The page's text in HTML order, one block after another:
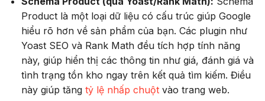
Product là một loại dữ liệu có cấu trúc giúp Google
hiểu rõ hơn về sản phẩm của bạn. Các plugin như
Yoast SEO và Rank Math đều tích hợp tính năng
này, giúp hiển thị các thông tin như giá, đánh giá và
tình trạng tồn kho ngay trên kết quả tìm kiếm. Điều
này giúp tăng tỷ lệ nhấp chuộtvào trang web.